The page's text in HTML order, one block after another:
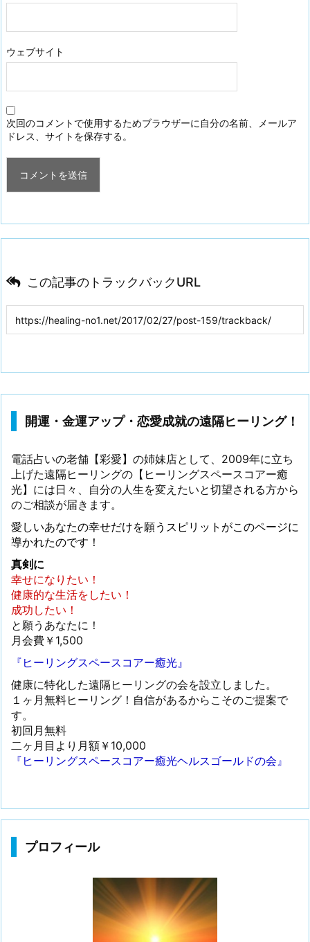
ウェブサイト
次回のコメントで使用するためブラウザーに自分の名前、メールア
ドレス、サイトを保存する。
この記事のトラックバックURL
開運・金運アップ・恋愛成就の遠隔ヒーリング！
電話占いの老舗【彩愛】の姉妹店として、2009年に立ち
上げた遠隔ヒーリングの【ヒーリングスペースコアー癒
光】には日々、自分の人生を変えたいと切望される方から
のご相談が届きます。
愛しいあなたの幸せだけを願うスピリットがこのページに
導かれたのです！
真剣に
幸せになりたい！
健康的な生活をしたい！
成功したい！
と願うあなたに！
月会費￥1,500
『ヒーリングスペースコアー癒光』
健康に特化した遠隔ヒーリングの会を設立しました。
１ヶ月無料ヒーリング！自信があるからこそのご提案で
す。
初回月無料
二ヶ月目より月額￥10,000
『ヒーリングスペースコアー癒光ヘルスゴールドの会』
プロフィール